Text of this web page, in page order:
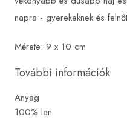
napra - gyerekeknek és
Mérete: 9 x 10 cm
További információk
Anyag
100% len